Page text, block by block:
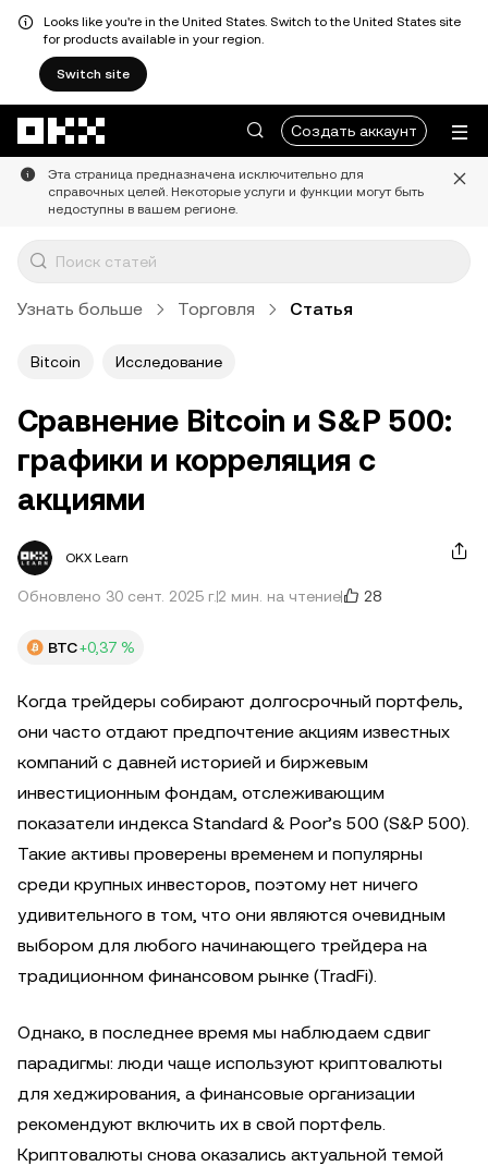
Looks like you're in the United States. Switch to the United States site
for products available in your region.
Switch site
Создать аккаунт
Эта страница предназначена исключительно для
справочных целей. Некоторые услуги и функции могут быть
недоступны в вашем регионе.
Узнать больше Торговля Статья
Bitcoin Исследование
Сравнение Bitcoin и S&P 500:
графики и корреляция с
акциями
OKX Learn
Обновлено 30 сент. 2025 г. 2 мин. на чтение 28
BTC+0,37 %
Когда трейдеры собирают долгосрочный портфель,
они часто отдают предпочтение акциям известных
компаний с давней историей и биржевым
инвестиционным фондам, отслеживающим
показатели индекса Standard & Poor’s 500 (S&P 500).
Такие активы проверены временем и популярны
среди крупных инвесторов, поэтому нет ничего
удивительного в том, что они являются очевидным
выбором для любого начинающего трейдера на
традиционном финансовом рынке (TradFi).
Однако, в последнее время мы наблюдаем сдвиг
парадигмы: люди чаще используют криптовалюты
для хеджирования, а финансовые организации
рекомендуют включить их в свой портфель.
Криптовалюты снова оказались актуальной темой